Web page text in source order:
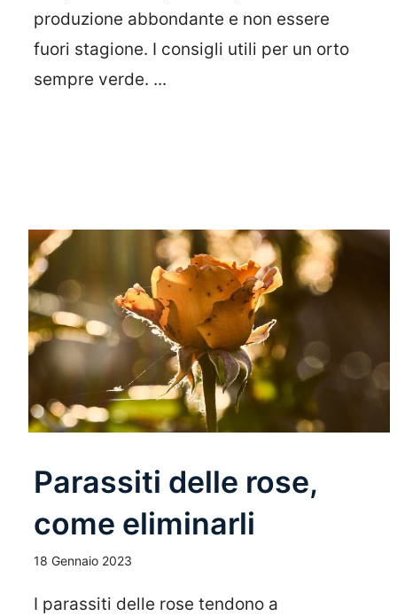
produzione abbondante e non essere
fuori stagione. I consigli utili per un orto
sempre verde. ...
Parassiti delle rose,
come eliminarli
18 Gennaio 2023
I parassiti delle rose tendono a